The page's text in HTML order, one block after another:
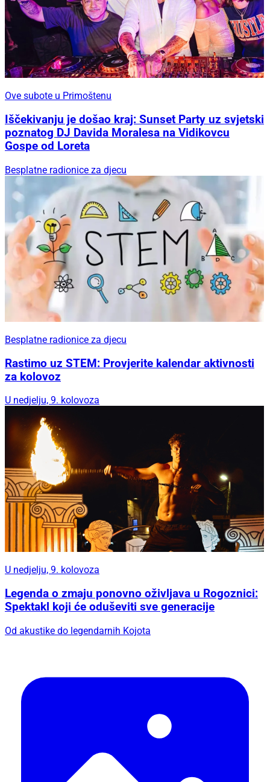
Ove subote u Primoštenu
Iščekivanju je došao kraj: Sunset Party uz svjetski
poznatog DJ Davida Moralesa na Vidikovcu
Gospe od Loreta
Besplatne radionice za djecu
Besplatne radionice za djecu
Rastimo uz STEM: Provjerite kalendar aktivnosti
za kolovoz
U nedjelju, 9. kolovoza
U nedjelju, 9. kolovoza
Legenda o zmaju ponovno oživljava u Rogoznici:
Spektakl koji će oduševiti sve generacije
Od akustike do legendarnih Kojota